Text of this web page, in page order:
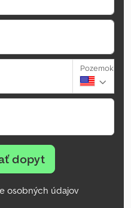
Pozemok
dopyt
osobných údajov